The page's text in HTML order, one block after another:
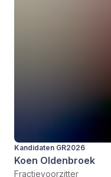
Kandidaten GR2026
Koen Oldenbroek
Fractievoorzitter